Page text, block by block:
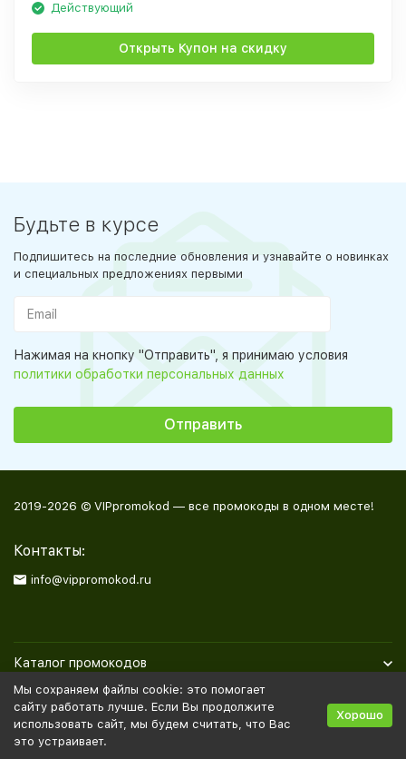
Действующий
Открыть Купон на скидку
Будьте в курсе
Подпишитесь на последние обновления и узнавайте о новинках
и специальных предложениях первыми
Нажимая на кнопку "Отправить", я принимаю условия
политики обработки персональных данных
2019-2026 © VIPpromokod — все промокоды в одном месте!
Контакты:
info@vippromokod.ru
Каталог промокодов
Полезная информация
Мы сохраняем файлы cookie: это помогает
сайту работать лучше. Если Вы продолжите
использовать сайт, мы будем считать, что Вас
это устраивает.
Хорошо